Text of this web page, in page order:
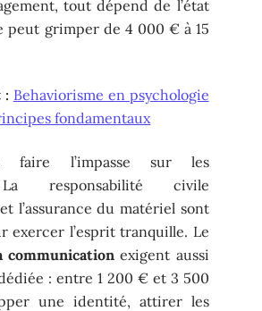
tout dépend de l’état
peut grimper de 4 000 € à 15
: Behaviorisme en psychologie
fondamentaux
faire l’impasse sur les
responsabilité civile
l’assurance du matériel sont
exercer l’esprit tranquille. Le
exigent aussi
: entre 1 200 € et 3 500
une identité, attirer les